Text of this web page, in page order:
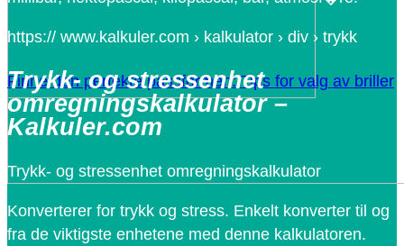
Finne den perfekte passformen: Tips for valg av briller
https:// www.kalkuler.com › kalkulator › div › trykk
Trykk- og stressenhet
omregningskalkulator –
Kalkuler.com
Trykk- og stressenhet omregningskalkulator
Konverterer for trykk og stress. Enkelt konverter til og
fra de viktigste enhetene med denne kalkulatoren.